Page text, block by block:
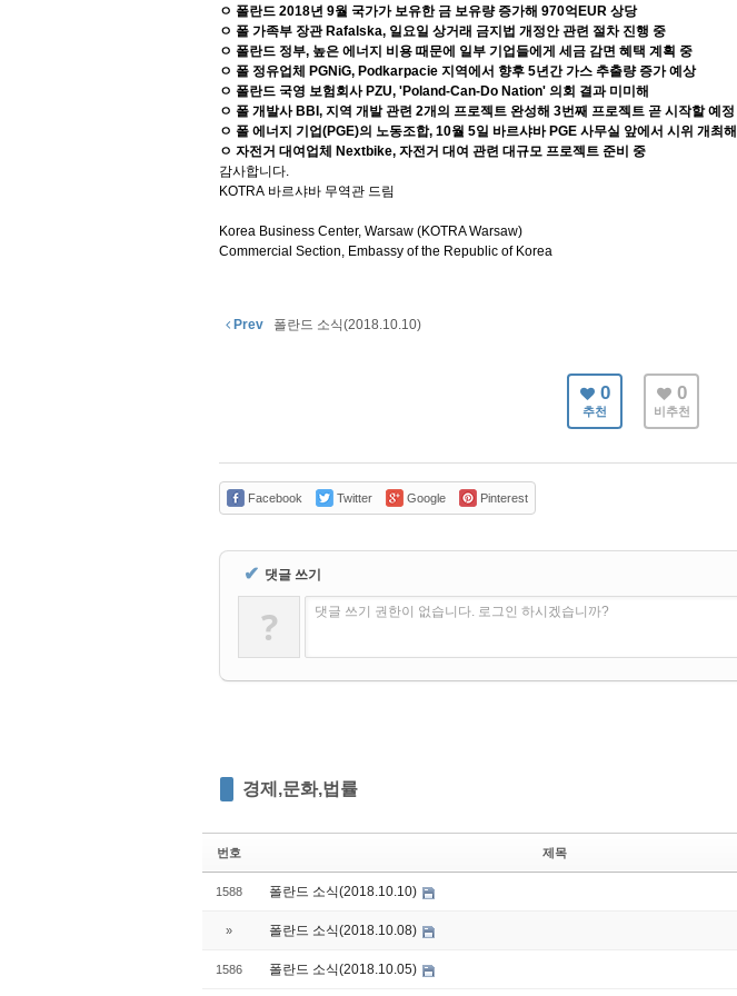
ㅇ 폴란드 2018년 9월 국가가 보유한 금 보유량 증가해 970억 EUR 상당
ㅇ 폴 가족부 장관 Rafalska, 일요일 상거래 금지법 개정안 관련 절차 진행 중
ㅇ 폴란드 정부, 높은 에너지 비용 때문에 일부 기업들에게 세금 감면 혜택 계획 중
ㅇ 폴 정유업체
PGNiG, Podkarpacie 지역에서 향후 5년간 가스 추출량 증가 예상
ㅇ 폴란드 국영 보험회사PZU, 'Poland-Can-Do Nation' 의회 결과 미미해
ㅇ 폴 개발사BBI, 지역 개발 관련 2개의 프로젝트 완성해 3번째 프로젝트 곧 시작할 예정
ㅇ 폴 에너지 기업(PGE)의 노동조합, 10월 5일 바르샤바PGE 사무실 앞에서 시위 개최해
ㅇ 자전거 대여업체
Nextbike, 자전거 대여 관련 대규모 프로젝트 준비 중
감사합니다.
KOTRA 바르샤바 무역관 드림
Korea Business Center, Warsaw (KOTRA Warsaw)
Commercial Section, Embassy of the Republic of Korea
Prev 폴란드 소식(2018.10.10)
0
추천
0
비추천
Facebook Twitter Google Pinterest
✔ 댓글 쓰기
? 댓글 쓰기 권한이 없습니다. 로그인 하시겠습니까?
경제,문화,법률
번호 제목
1588 폴란드 소식(2018.10.10)
» 폴란드 소식(2018.10.08)
1586 폴란드 소식(2018.10.05)